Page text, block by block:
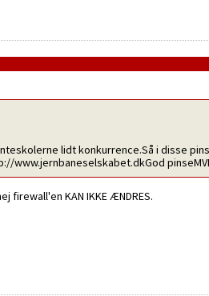
lidt konkurrence.Så i disse
www.jernbaneselskabet.dkGod
KAN IKKE ÆNDRES.